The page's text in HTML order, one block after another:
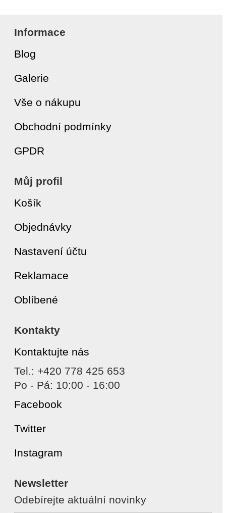
Informace
Blog
Galerie
Vše o nákupu
Obchodní podmínky
GPDR
Můj profil
Košík
Objednávky
Nastavení účtu
Reklamace
Oblíbené
Kontakty
Kontaktujte nás
Tel.: +420 778 425 653
Po - Pá: 10:00 - 16:00
Facebook
Twitter
Instagram
Newsletter
Odebírejte aktuální novinky